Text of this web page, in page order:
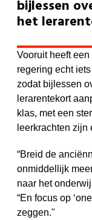
bijlessen
het
Vooruit heeft
regering echt
zodat bijlessen
lerarentekort
klas, met een
leerkrachten zijn
“Breid de
onmiddellijk
naar het
“En focus op
zeggen."